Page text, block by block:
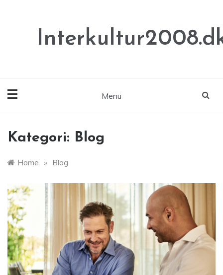
Menu
Kategori: Blog
Home » Blog